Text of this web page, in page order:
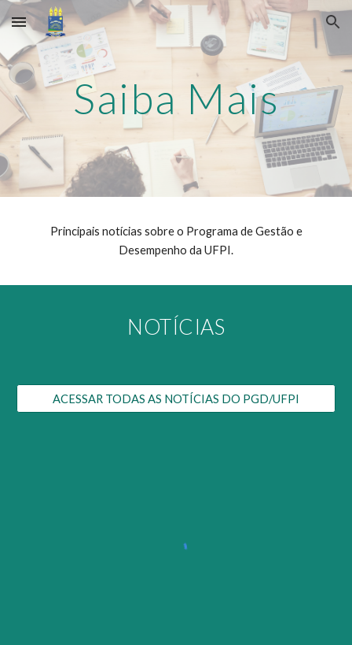
Skip to main content Skip to navigation
Saiba Mais
Principais notícias sobre o Programa de Gestão e
Desempenho da UFPI.
NOTÍCIAS
ACESSAR TODAS AS NOTÍCIAS DO PGD/UFPI